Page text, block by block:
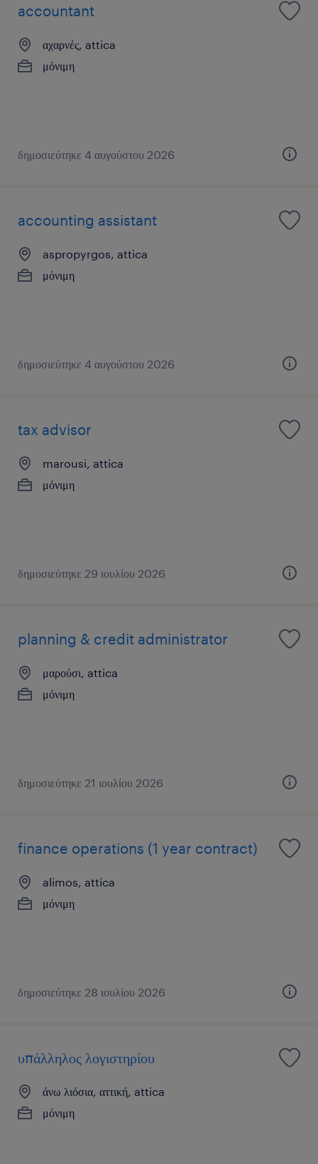
accountant
αχαρνές, attica
μόνιμη
δημοσιεύτηκε 4 αυγούστου 2026
accounting assistant
aspropyrgos, attica
μόνιμη
δημοσιεύτηκε 4 αυγούστου 2026
tax advisor
marousi, attica
μόνιμη
δημοσιεύτηκε 29 ιουλίου 2026
planning & credit administrator
μαρούσι, attica
μόνιμη
δημοσιεύτηκε 21 ιουλίου 2026
finance operations (1 year contract)
alimos, attica
μόνιμη
δημοσιεύτηκε 28 ιουλίου 2026
υπάλληλος λογιστηρίου
άνω λιόσια, αττική, attica
μόνιμη